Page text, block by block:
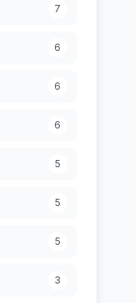
7
6
6
6
5
5
5
3